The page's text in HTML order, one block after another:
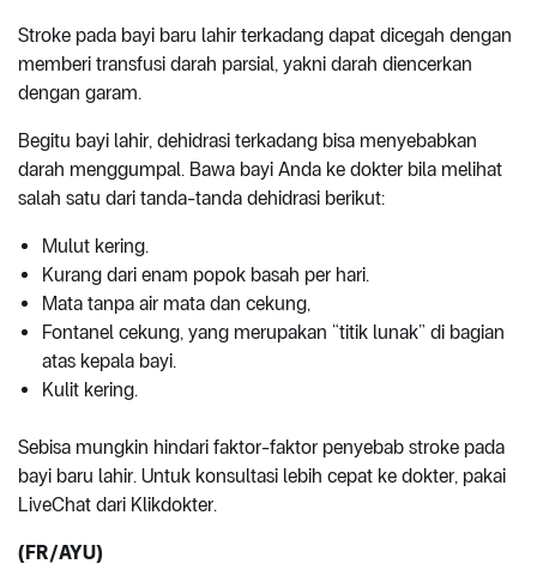
Stroke pada bayi baru lahir terkadang dapat dicegah dengan
memberi transfusi darah parsial, yakni darah diencerkan
dengan garam.
Begitu bayi lahir, dehidrasi terkadang bisa menyebabkan
darah menggumpal. Bawa bayi Anda ke dokter bila melihat
salah satu dari tanda-tanda dehidrasi berikut:
Mulut kering.
Kurang dari enam popok basah per hari.
Mata tanpa air mata dan cekung,
Fontanel cekung, yang merupakan “titik lunak” di bagian
atas kepala bayi.
Kulit kering.
Sebisa mungkin hindari faktor-faktor penyebab stroke pada
bayi baru lahir. Untuk konsultasi lebih cepat ke dokter, pakai
LiveChat dari Klikdokter.
(FR/AYU)